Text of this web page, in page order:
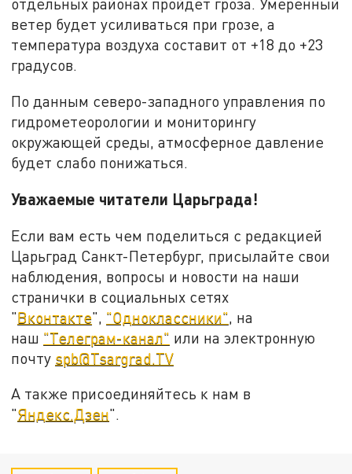
отдельных районах пройдет гроза. Умеренный
ветер будет усиливаться при грозе, а
температура воздуха составит от +18 до +23
градусов.
По данным северо-западного управления по
гидрометеорологии и мониторингу
окружающей среды, атмосферное давление
будет слабо понижаться.
Уважаемые читатели Царьграда!
Если вам есть чем поделиться с редакцией
Царьград Санкт-Петербург, присылайте свои
наблюдения, вопросы и новости на наши
странички в социальных сетях
"Вконтакте", "Одноклассники" , на
наш "Телеграм-канал" или на электронную
почту spb@Tsargrad.TV
А также присоединяйтесь к нам в
"Яндекс.Дзен".